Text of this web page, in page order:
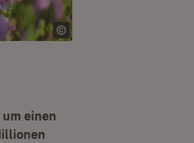
einen